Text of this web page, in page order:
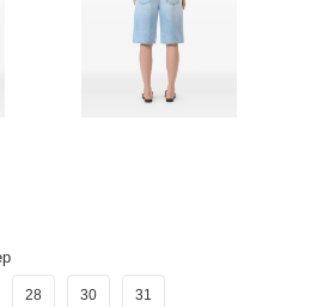
28 30 31